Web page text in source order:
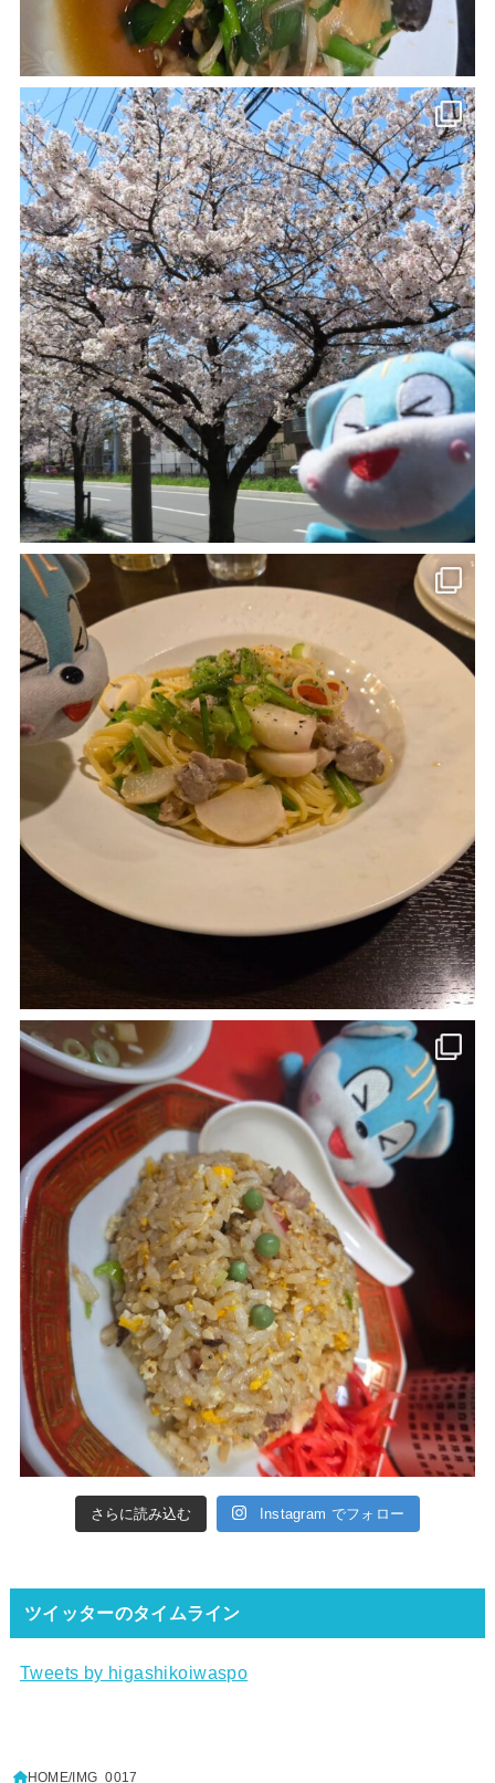
さらに読み込む Instagram でフォロー
ツイッターのタイムライン
Tweets by higashikoiwaspo
HOME IMG_0017